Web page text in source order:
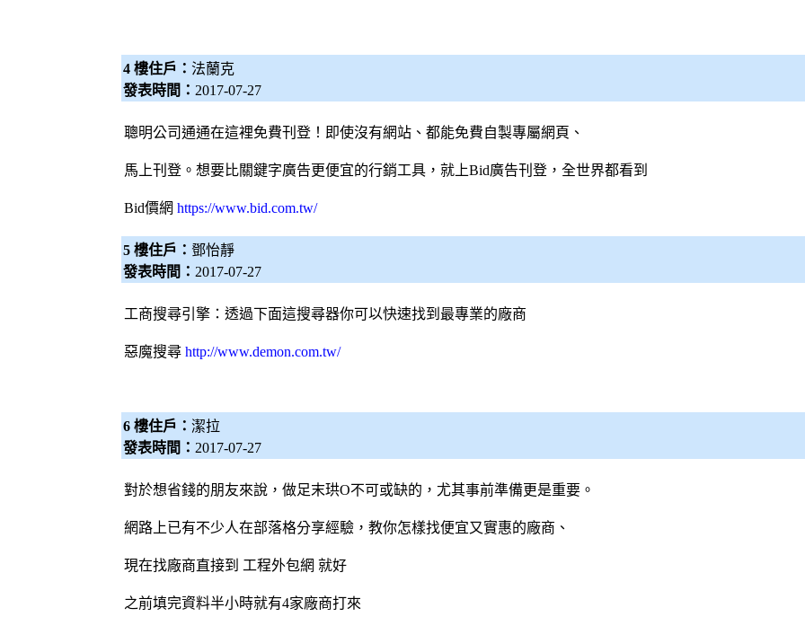
4 樓住戶： 法蘭克
發表時間： 2017-07-27
聰明公司通通在這裡免費刊登！即使沒有網站、都能免費自製專屬網頁、
馬上刊登。想要比關鍵字廣告更便宜的行銷工具，就上Bid廣告刊登，全世界都看到
Bid價網 https://www.bid.com.tw/
5 樓住戶： 鄧怡靜
發表時間： 2017-07-27
工商搜尋引擎：透過下面這搜尋器你可以快速找到最專業的廠商
惡魔搜尋 http://www.demon.com.tw/
6 樓住戶： 潔拉
發表時間： 2017-07-27
對於想省錢的朋友來說，做足末珙O不可或缺的，尤其事前準備更是重要。
網路上已有不少人在部落格分享經驗，教你怎樣找便宜又實惠的廠商、
現在找廠商直接到 工程外包網 就好
之前填完資料半小時就有4家廠商打來